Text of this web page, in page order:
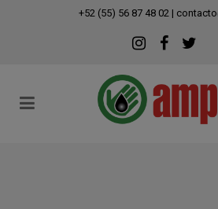
+52 (55) 56 87 48 02 | modal-